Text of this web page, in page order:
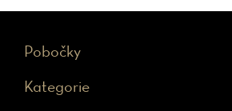
Pobočky
Kategorie